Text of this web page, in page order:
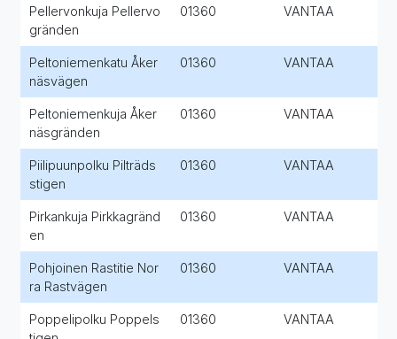
Pellervonkuja Pellervo
gränden
01360 VANTAA
Peltoniemenkatu Åker
näsvägen
01360 VANTAA
Peltoniemenkuja Åker
näsgränden
01360 VANTAA
Piilipuunpolku Pilträds
stigen
01360 VANTAA
Pirkankuja Pirkkagränd
en
01360 VANTAA
Pohjoinen Rastitie Nor
ra Rastvägen
01360 VANTAA
Poppelipolku Poppels
01360 VANTAA